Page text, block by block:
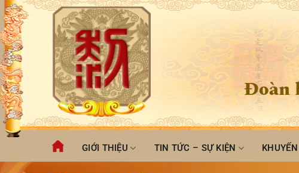
Chuyển
đến
nội
dung
Đoàn
GIỚI THIỆU TIN TỨC – SỰ KIỆN